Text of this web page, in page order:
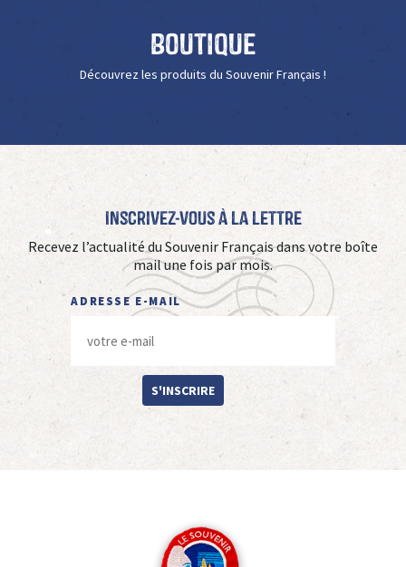
Boutique
Découvrez les produits du Souvenir Français !
Inscrivez-vous à La Lettre
Recevez l’actualité du Souvenir Français dans votre boîte
mail une fois par mois.
ADRESSE E-MAIL
S'INSCRIRE